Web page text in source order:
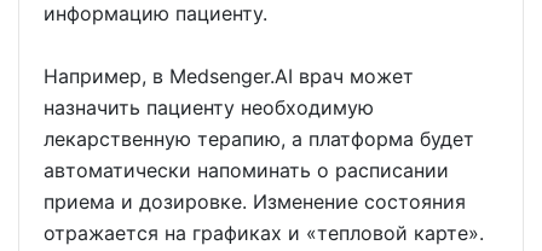
информацию пациенту.
Например, в Medsenger.AI врач может
назначить пациенту необходимую
лекарственную терапию, а платформа будет
автоматически напоминать о расписании
приема и дозировке. Изменение состояния
отражается на графиках и «тепловой карте».